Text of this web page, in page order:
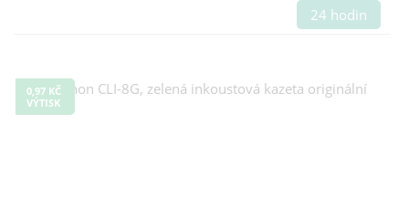
24 hodin
0,97 KČ
VÝTISK